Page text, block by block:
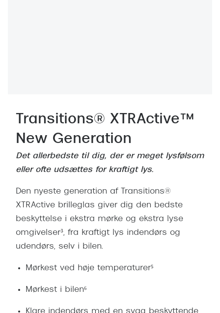
Transitions® XTRActive™
New Generation
Det allerbedste til dig, der er meget lysfølsom
eller ofte udsættes for kraftigt lys.​
Den nyeste generation af Transitions®
XTRActive brilleglas giver dig den bedste
beskyttelse i ekstra mørke og ekstra lyse
omgivelser³, fra kraftigt lys indendørs og
udendørs, selv i bilen.​
Mørkest ved høje temperaturer⁵
Mørkest i bilen⁶
Klare indendørs med en svag beskyttende